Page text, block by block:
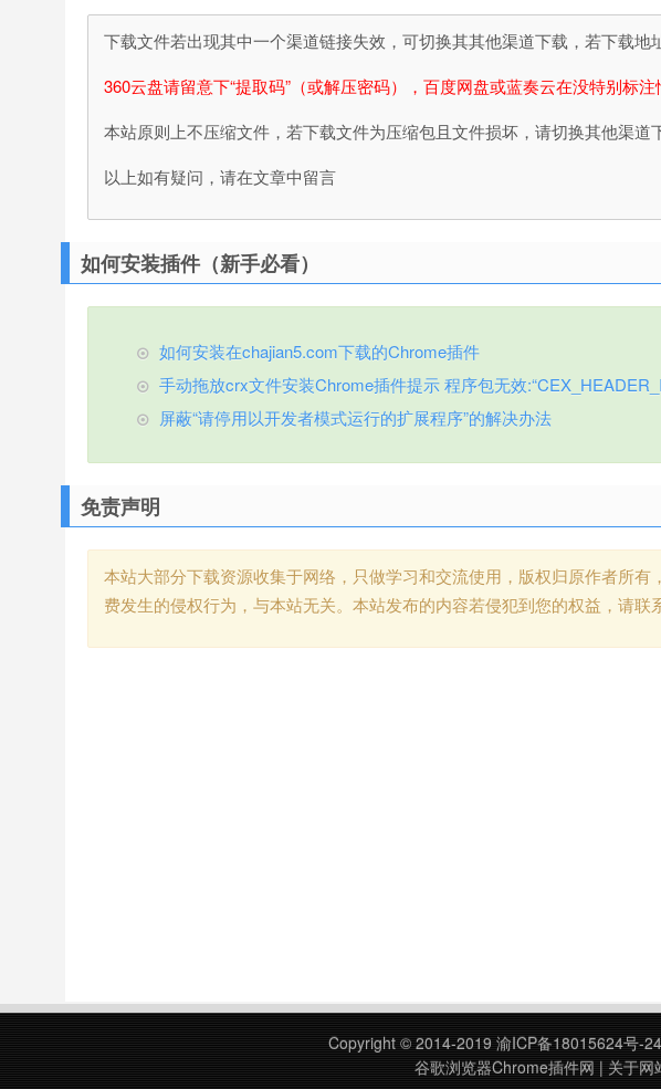
下载文件若出现其中一个渠道链接失效，可切换其其他渠道下载，若下载
360云盘请留意下“提取码”（或解压密码），百度网盘或蓝奏云在没特别标注
本站原则上不压缩文件，若下载文件为压缩包且文件损坏，请切换其他渠道
以上如有疑问，请在文章中留言
如何安装插件（新手必看）
如何安装在chajian5.com下载的Chrome插件
手动拖放crx文件安装Chrome插件提示 程序包无效
屏蔽“请停用以开发者模式运行的扩展程序”的解决办法
免责声明
本站大部分下载资源收集于网络，只做学习和交流使用，版权归原作者所
费发生的侵权行为，与本站无关。本站发布的内容若侵犯到您的权益，请联
Copyright © 2014-2019 渝ICP备18015624号-24
谷歌浏览器Chrome插件网 | 关于网